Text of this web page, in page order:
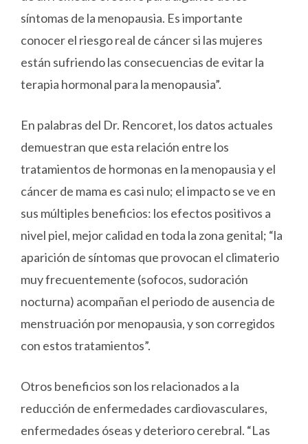
síntomas de la menopausia. Es importante
conocer el riesgo real de cáncer si las mujeres
están sufriendo las consecuencias de evitar la
terapia hormonal para la menopausia”.
En palabras del Dr. Rencoret, los datos actuales
demuestran que esta relación entre los
tratamientos de hormonas en la menopausia y el
cáncer de mama es casi nulo; el impacto se ve en
sus múltiples beneficios: los efectos positivos a
nivel piel, mejor calidad en toda la zona genital; “la
aparición de síntomas que provocan el climaterio
muy frecuentemente (sofocos, sudoración
nocturna) acompañan el periodo de ausencia de
menstruación por menopausia, y son corregidos
con estos tratamientos”.
Otros beneficios son los relacionados a la
reducción de enfermedades cardiovasculares,
enfermedades óseas y deterioro cerebral. “Las